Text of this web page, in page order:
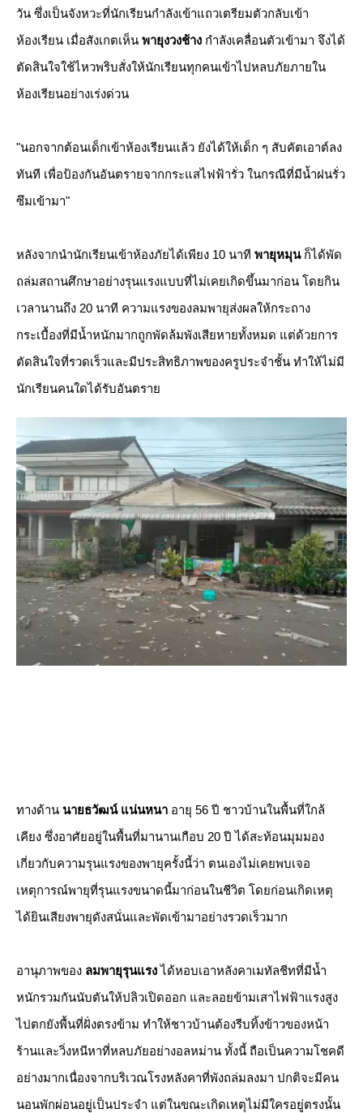
วัน ซึ่งเป็นจังหวะที่นักเรียนกำลังเข้าแถวเตรียมตัวกลับเข้า
ห้องเรียน เมื่อสังเกตเห็น พายุงวงช้าง กำลังเคลื่อนตัวเข้ามา จึงได้
ตัดสินใจใช้ไหวพริบสั่งให้นักเรียนทุกคนเข้าไปหลบภัยภายใน
ห้องเรียนอย่างเร่งด่วน
​"นอกจากต้อนเด็กเข้าห้องเรียนแล้ว ยังได้ให้เด็ก ๆ สับคัตเอาต์ลง
ทันที เพื่อป้องกันอันตรายจากกระแสไฟฟ้ารั่ว ในกรณีที่มีน้ำฝนรั่ว
ซึมเข้ามา"
​หลังจากนำนักเรียนเข้าห้องภัยได้เพียง 10 นาที พายุหมุนก็ได้พัด
ถล่มสถานศึกษาอย่างรุนแรงแบบที่ไม่เคยเกิดขึ้นมาก่อน โดยกิน
เวลานานถึง 20 นาที ความแรงของลมพายุส่งผลให้กระถาง
กระเบื้องที่มีน้ำหนักมากถูกพัดล้มพังเสียหายทั้งหมด แต่ด้วยการ
ตัดสินใจที่รวดเร็วและมีประสิทธิภาพของครูประจำชั้น ทำให้ไม่มี
นักเรียนคนใดได้รับอันตราย
ทางด้าน นายธวัฒน์ แน่นหนา อายุ 56 ปี ชาวบ้านในพื้นที่ใกล้
เคียง ซึ่งอาศัยอยู่ในพื้นที่มานานเกือบ 20 ปี ได้สะท้อนมุมมอง
เกี่ยวกับความรุนแรงของพายุครั้งนี้ว่า ตนเองไม่เคยพบเจอ
เหตุการณ์พายุที่รุนแรงขนาดนี้มาก่อนในชีวิต โดยก่อนเกิดเหตุ
ได้ยินเสียงพายุดังสนั่นและพัดเข้ามาอย่างรวดเร็วมาก
​อานุภาพของ ลมพายุรุนแรงได้หอบเอาหลังคาเมทัลชีทที่มีน้ำ
หนักรวมกันนับตันให้ปลิวเปิดออก และลอยข้ามเสาไฟฟ้าแรงสูง
ไปตกยังพื้นที่ฝั่งตรงข้าม ทำให้ชาวบ้านต้องรีบทิ้งข้าวของหน้า
ร้านและวิ่งหนีหาที่หลบภัยอย่างอลหม่าน ทั้งนี้ ถือเป็นความโชคดี
อย่างมากเนื่องจากบริเวณโรงหลังคาที่พังถล่มลงมา ปกติจะมีคน
นอนพักผ่อนอยู่เป็นประจำ แต่ในขณะเกิดเหตุไม่มีใครอยู่ตรงนั้น